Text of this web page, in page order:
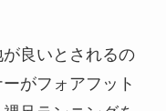
良いとされるの
がフォアフット